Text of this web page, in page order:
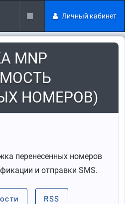
Личный кабинет
MNP
НОМЕРОВ)
перенесенных номеров
и отправки SMS.
RSS